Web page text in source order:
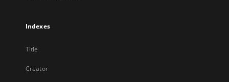
Indexes
Title
Creator